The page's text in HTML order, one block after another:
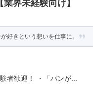
界未経験向け】
好きという想いを仕事に。
者歓迎！ ・「パンが...